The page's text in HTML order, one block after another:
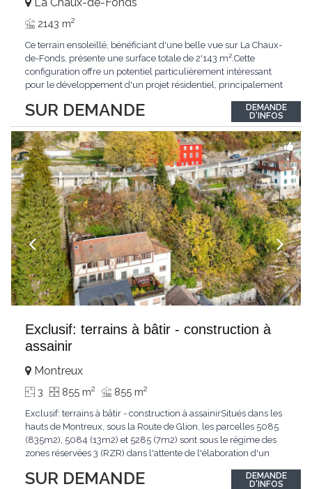
SUR DEMANDE
2143 m2
Ce terrain ensoleillé, bénéficiant d'une belle vue sur La Chaux-
de-Fonds, présente une surface totale de 2'143 m².Cette
configuration offre un potentiel particulièrement intéressant
pour le développement d'un projet résidentiel, principalement
agréable et au sein d'un cadre bâti préservé.Grâce à sa surface
généreuse, son...
DEMANDE
D'INFOS
Exclusif: terrains à bâtir - construction à
assainir
SUR DEMANDE
Montreux
3 855 m2 855 m2
Exclusif: terrains à bâtir - construction à assainirSitués dans les
hauts de Montreux, sous la Route de Glion, les parcelles 5085
(835m2), 5084 (13m2) et 5285 (7m2) sont sous le régime des
zones réservées 3 (RZR) dans l'attente de l'élaboration d'un
proches du Temple St-Vincent dans un périmètre ISOS etDEMANDE
D'INFOS